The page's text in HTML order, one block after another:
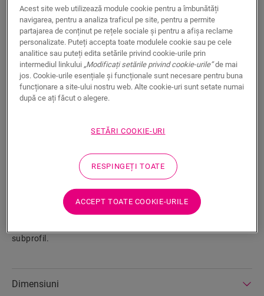
Montaj simplu
CĂUTARE
acoperi rostul de dilatare între 2 etaje de aceeași înălțime, de
exemplu, la o ușă de intrare sau într-o încăpere/coridor mare,
unde este necesar un rost de dilatare. Aluminiu de calitate
rezistent la uzură. Instalare cu ajutorul subprofilului furnizat.
Lipiți subprofilul de subpodea, apoi presați profilul de dilatare
în subprofil. Sfat: folosiți un ciocan și, de exemplu, blocul de
subprofil.
Dimensiuni
Acest site web utilizează module cookie pentru a îmbunătăți
navigarea, pentru a analiza traficul pe site, pentru a permite
partajarea de conținut pe rețele sociale și pentru a afișa reclame
personalizate. Puteți accepta toate modulele cookie sau pe cele
analitice sau puteți edita setările privind cookie-urile prin
intermediul linkului „Modificați setările privind cookie-urile”de mai
jos. Cookie-urile esențiale și funcționale sunt necesare pentru buna
funcționare a site-ului nostru web. Alte cookie-uri sunt setate numai
după ce ați făcut o alegere.
SETĂRI COOKIE-URI
RESPINGEȚI TOATE
ACCEPT TOATE COOKIE-URILE